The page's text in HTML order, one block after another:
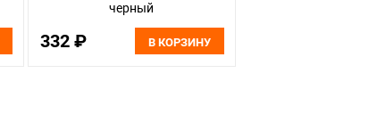
черный
332 ₽ В КОРЗИНУ